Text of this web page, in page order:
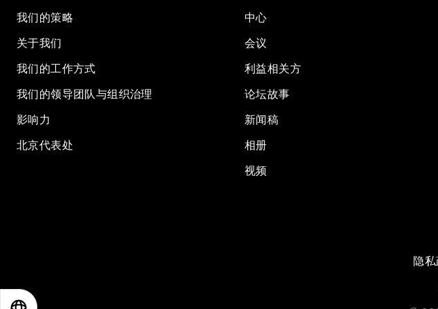
我们的策略
关于我们
我们的工作方式
我们的领导团队与组织治理
影响力
北京代表处
中心
会议
利益相关方
论坛故事
新闻稿
相册
视频
隐